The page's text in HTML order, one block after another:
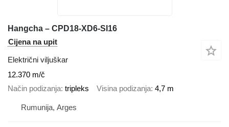
Hangcha – CPD18-XD6-SI16
Cijena na upit
Električni viljuškar
12.370 m/č
Način podizanja tripleks Visina podizanja 4,7 m
Rumunija, Arges